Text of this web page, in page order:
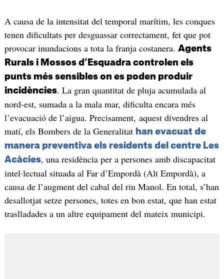
A causa de la intensitat del temporal marítim, les conques
tenen dificultats per desguassar correctament, fet que pot
provocar inundacions a tota la franja costanera. Agents
Rurals i Mossos d’Esquadra controlen els
punts més sensibles on es poden produir
incidències. La gran quantitat de pluja acumulada al
nord-est, sumada a la mala mar, dificulta encara més
l’evacuació de l’aigua. Precisament, aquest divendres al
matí, els Bombers de la Generalitat han evacuat de
manera preventiva els residents del centre Les
Acàcies, una residència per a persones amb discapacitat
intel·lectual situada al Far d’Empordà (Alt Empordà), a
causa de l’augment del cabal del riu Manol. En total, s’han
desallotjat setze persones, totes en bon estat, que han estat
traslladades a un altre equipament del mateix municipi.